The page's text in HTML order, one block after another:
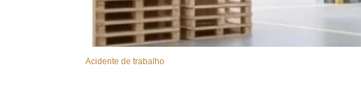
Acidente de trabalho